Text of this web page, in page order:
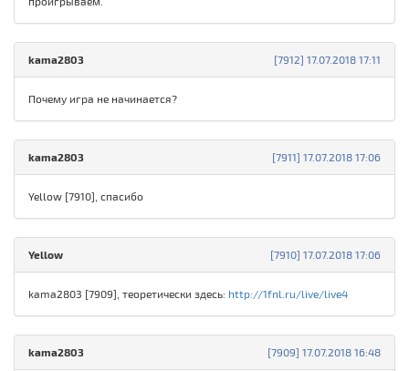
[7912] 17.07.2018 17:11
kama2803
Почему игра не начинается?
[7911] 17.07.2018 17:06
kama2803
Yellow [7910], спасибо
[7910] 17.07.2018 17:06
Yellow
kama2803 [7909], теоретически здесь: http://1fnl.ru/live/live4
[7909] 17.07.2018 16:48
kama2803